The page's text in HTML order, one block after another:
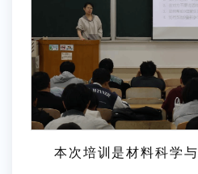
本次培训是材料科学